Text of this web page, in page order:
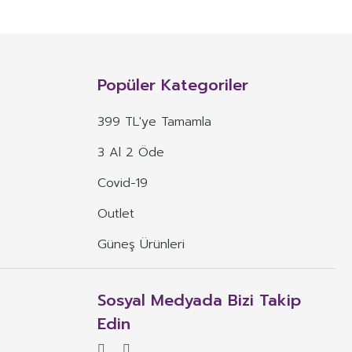
maddelerin konsantre veya ekstraktlarının tek başına veya
dozu belirlenmiş ürünleri ifade eder.
böyle özelliklere atıfta bulunan ifadeler yer alamaz.
eden veya vurgulayan ifadeler yer alamaz.
Popüler Kategoriler
399 TL'ye Tamamla
3 Al 2 Öde
Covid-19
Outlet
Güneş Ürünleri
Sosyal Medyada Bizi Takip
Edin